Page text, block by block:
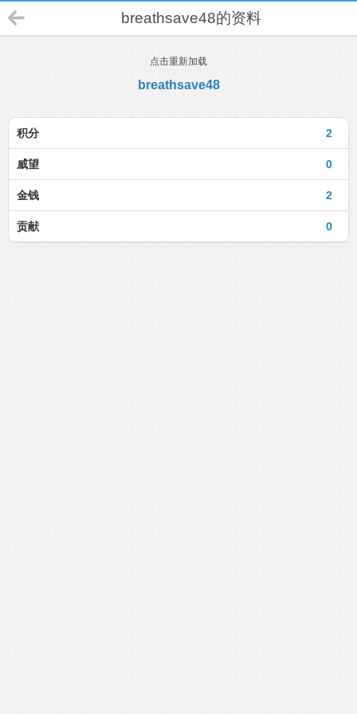
breathsave48的资料
点击重新加载
breathsave48
2
积分
0
威望
2
金钱
0
贡献